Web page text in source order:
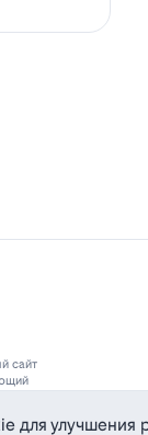
сайт
для улучшения